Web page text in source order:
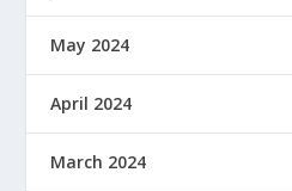
May 2024
April 2024
March 2024